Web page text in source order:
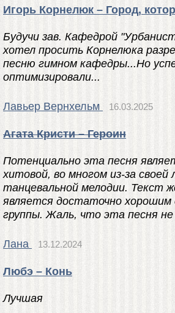
Игорь Корнелюк – Город,
Будучи зав. Кафедрой
хотел просить Корнелюка
песню гимном кафедры...Но
оптимизировали...
Лавьер Вернхельм 16.03.2025
Агата Кристи – Героин
Потенциально эта песня
хитовой, во многом из-за своей
танцевальной мелодии. Текст
является достаточно хорошим
группы. Жаль, что эта песня не
Лана 13.12.2024
Любэ – Конь
Лучшая